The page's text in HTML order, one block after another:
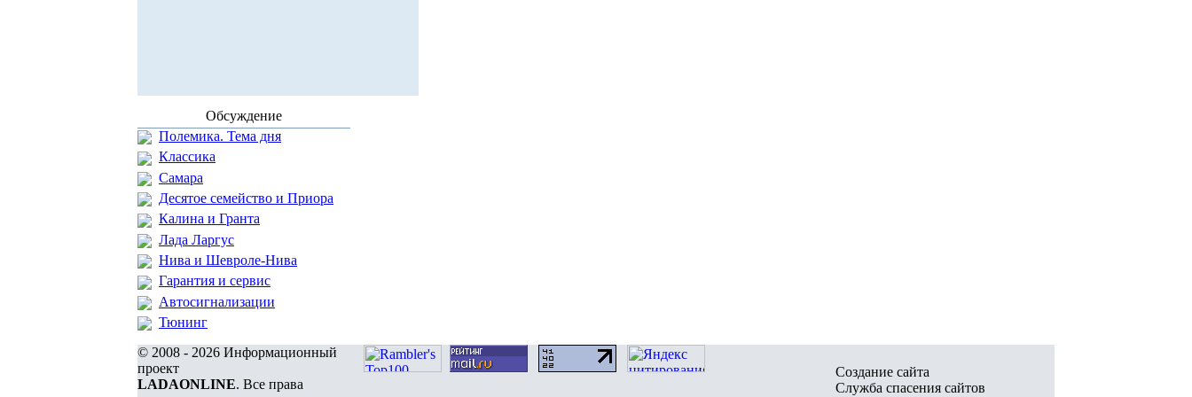
Обсуждение
Полемика. Тема дня
Классика
Самара
Десятое семейство и Приора
Калина и Гранта
Лада Ларгус
Нива и Шевроле-Нива
Гарантия и сервис
Автосигнализации
Тюнинг
© 2008 - 2026 Информационный
проект
LADAONLINE. Все права
Создание сайта
Служба спасения сайтов